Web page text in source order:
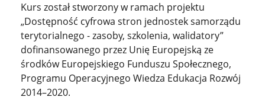
Kurs został stworzony w ramach projektu
„Dostępność cyfrowa stron jednostek samorządu
terytorialnego - zasoby, szkolenia, walidatory”
dofinansowanego przez Unię Europejską ze
środków Europejskiego Funduszu Społecznego,
Programu Operacyjnego Wiedza Edukacja Rozwój
2014–2020.